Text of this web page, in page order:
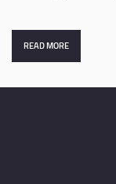
READ MORE